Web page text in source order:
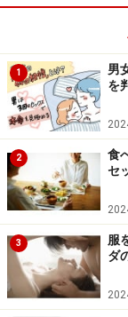
1
男
を
2
食
セ
3
服
ダ